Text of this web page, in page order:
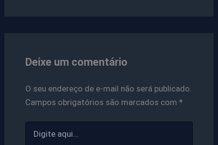
Deixe um comentário
O seu endereço de e-mail não será publicado.
Campos obrigatórios são marcados com *
aqui...